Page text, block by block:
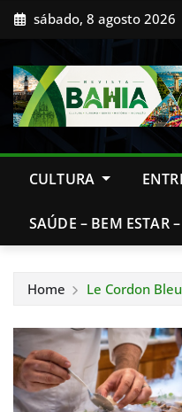
Skip sábado, 8 agosto 2026
CULTURA
SAÚDE – BEM ESTAR
Home Le Cordon